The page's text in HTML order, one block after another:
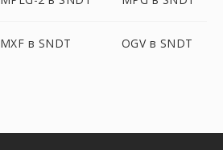
MXF в SNDT OGV в SNDT